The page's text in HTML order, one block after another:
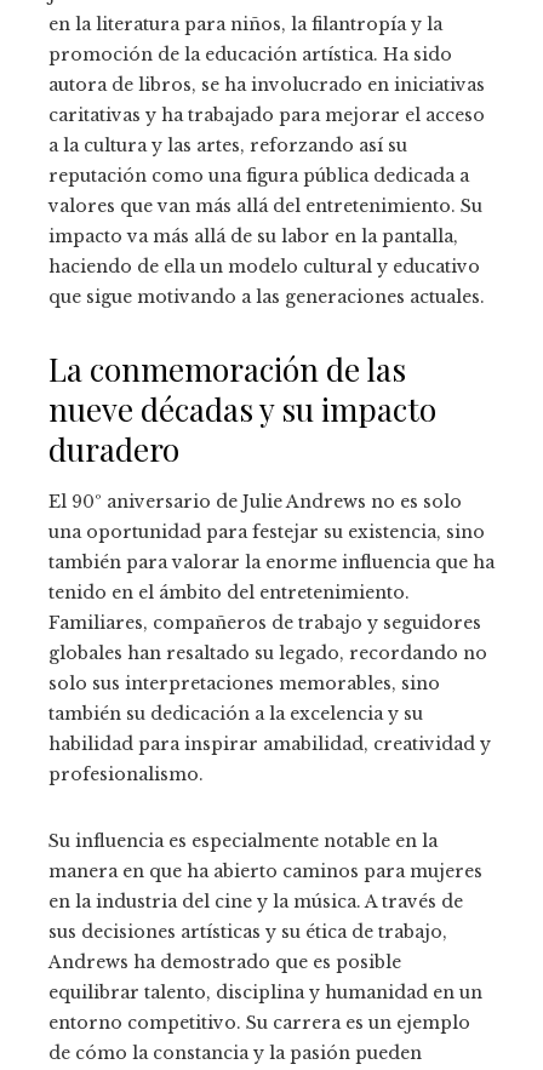
en la literatura para niños, la filantropía y la
promoción de la educación artística. Ha sido
autora de libros, se ha involucrado en iniciativas
caritativas y ha trabajado para mejorar el acceso
a la cultura y las artes, reforzando así su
reputación como una figura pública dedicada a
valores que van más allá del entretenimiento. Su
impacto va más allá de su labor en la pantalla,
haciendo de ella un modelo cultural y educativo
que sigue motivando a las generaciones actuales.
La conmemoración de las
nueve décadas y su impacto
duradero
El 90º aniversario de Julie Andrews no es solo
una oportunidad para festejar su existencia, sino
también para valorar la enorme influencia que ha
tenido en el ámbito del entretenimiento.
Familiares, compañeros de trabajo y seguidores
globales han resaltado su legado, recordando no
solo sus interpretaciones memorables, sino
también su dedicación a la excelencia y su
habilidad para inspirar amabilidad, creatividad y
profesionalismo.
Su influencia es especialmente notable en la
manera en que ha abierto caminos para mujeres
en la industria del cine y la música. A través de
sus decisiones artísticas y su ética de trabajo,
Andrews ha demostrado que es posible
equilibrar talento, disciplina y humanidad en un
entorno competitivo. Su carrera es un ejemplo
de cómo la constancia y la pasión pueden